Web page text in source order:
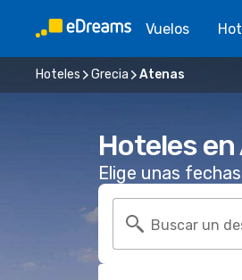
Vuelos
Hoteles Grecia Atenas
Hoteles
Elige unas
Buscar un